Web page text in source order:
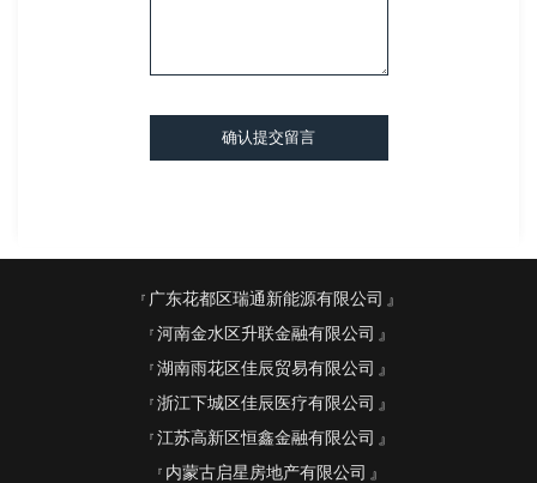
确认提交留言
广东花都区瑞通新能源有限公司
河南金水区升联金融有限公司
湖南雨花区佳辰贸易有限公司
浙江下城区佳辰医疗有限公司
江苏高新区恒鑫金融有限公司
内蒙古启星房地产有限公司